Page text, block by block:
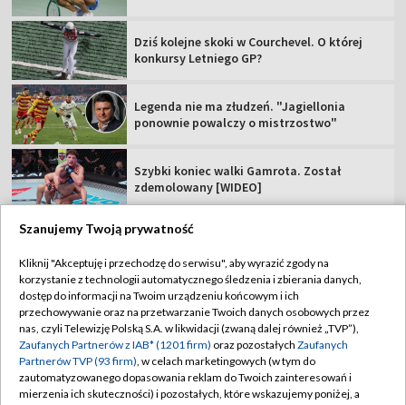
Dziś kolejne skoki w Courchevel. O której
konkursy Letniego GP?
Legenda nie ma złudzeń. "Jagiellonia
ponownie powalczy o mistrzostwo"
Szybki koniec walki Gamrota. Został
zdemolowany [WIDEO]
TVP
Abonament TVP
Sklep TVP
Biuro Reklamy
Oferta Handlowa
Regulamin TVP
Polityka prywatności
Moje zgody
Biuro reklamy
Szanujemy Twoją prywatność
Kliknij "Akceptuję i przechodzę do serwisu", aby wyrazić zgody na
korzystanie z technologii automatycznego śledzenia i zbierania danych,
dostęp do informacji na Twoim urządzeniu końcowym i ich
przechowywanie oraz na przetwarzanie Twoich danych osobowych przez
nas, czyli Telewizję Polską S.A. w likwidacji (zwaną dalej również „TVP”),
Zaufanych Partnerów z IAB* (1201 firm) oraz pozostałych Zaufanych
Partnerów TVP (93 firm), w celach marketingowych (w tym do
zautomatyzowanego dopasowania reklam do Twoich zainteresowań i
mierzenia ich skuteczności) i pozostałych, które wskazujemy poniżej, a